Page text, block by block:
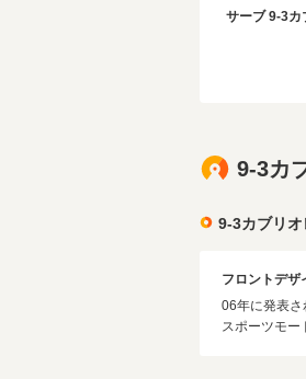
サーブ 9-3カ
9-3カ
9-3カブリ
フロントデザ
06年に発表さ
スポーツモー